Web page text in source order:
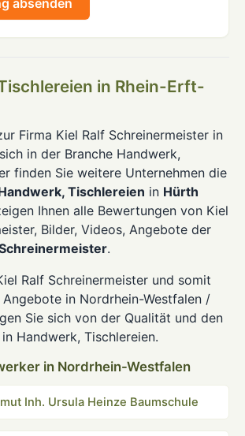
in Rhein-Erft-
Firma Kiel Ralf Schreinermeister in
in der Branche Handwerk,
finden Sie weitere Unternehmen die
Tischlereien in Hürth
Ihnen alle Bewertungen von Kiel
Bilder, Videos, Angebote der
.
Ralf Schreinermeister und somit
in Nordrhein-Westfalen /
Sie sich von der Qualität und den
Handwerk, Tischlereien.
in Nordrhein-Westfalen
Inh. Ursula Heinze Baumschule